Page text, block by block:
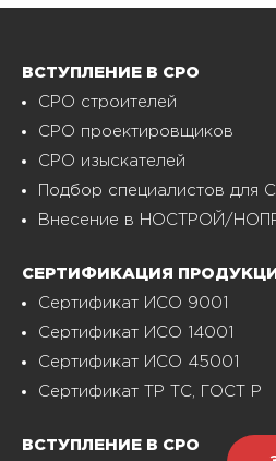
ВСТУПЛЕНИЕ В СРО
СРО строителей
СРО проектировщиков
СРО изыскателей
Подбор специалистов для
Внесение в НОСТРОЙ/
СЕРТИФИКАЦИЯ
Сертификат ИСО 9001
Сертификат ИСО 14001
Сертификат ИСО 45001
Сертификат ТР ТС, ГОСТ Р
ВСТУПЛЕНИЕ В СРО